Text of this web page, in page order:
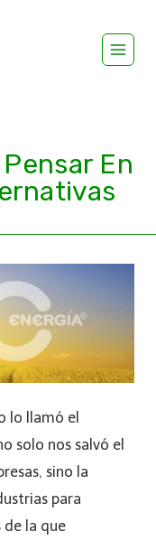
En
lo llamó el
solo nos salvó el
sino la
para
de la que